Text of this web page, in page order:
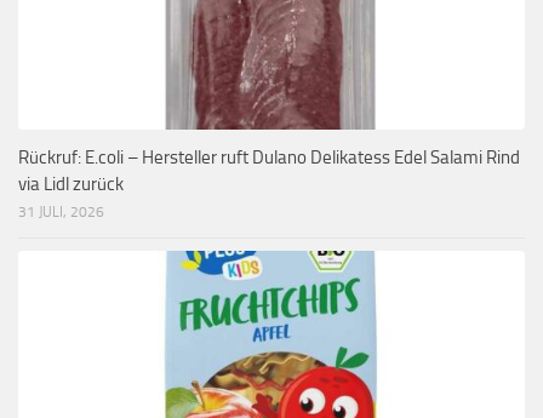
Rückruf: E.coli – Hersteller ruft Dulano Delikatess Edel Salami Rind
via Lidl zurück
31 JULI, 2026